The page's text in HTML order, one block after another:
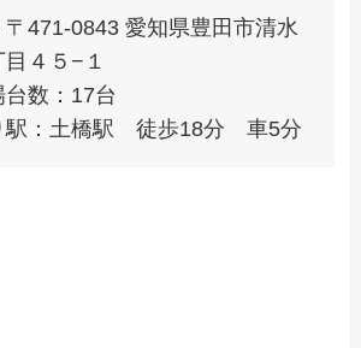
〒471-0843 愛知県豊田市清水
４５−１
数：17台
駅：土橋駅 徒歩18分 車5分